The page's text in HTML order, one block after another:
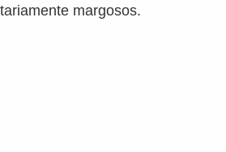
margosos.